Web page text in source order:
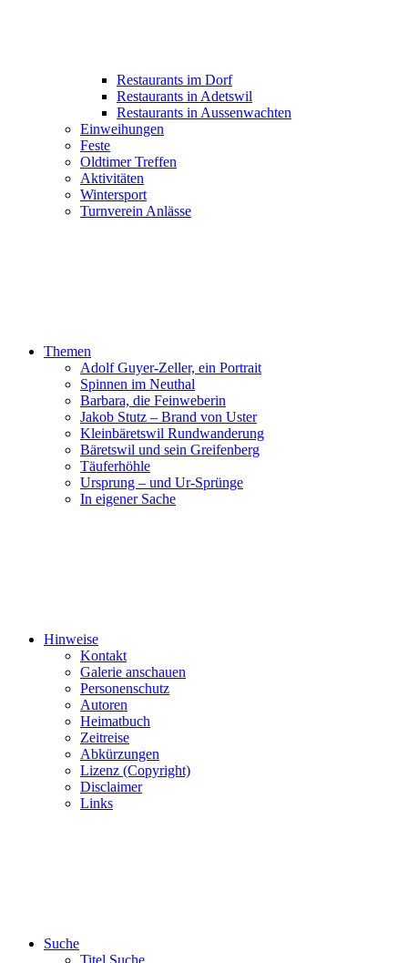
Restaurants im Dorf
Restaurants in Adetswil
Restaurants in Aussenwachten
Einweihungen
Feste
Oldtimer Treffen
Aktivitäten
Wintersport
Turnverein Anlässe
Themen
Adolf Guyer-Zeller, ein Portrait
Spinnen im Neuthal
Barbara, die Feinweberin
Jakob Stutz – Brand von Uster
Kleinbäretswil Rundwanderung
Bäretswil und sein Greifenberg
Täuferhöhle
Ursprung – und Ur-Sprünge
In eigener Sache
Hinweise
Kontakt
Galerie anschauen
Personenschutz
Autoren
Heimatbuch
Zeitreise
Abkürzungen
Lizenz (Copyright)
Disclaimer
Links
Suche
Titel Suche